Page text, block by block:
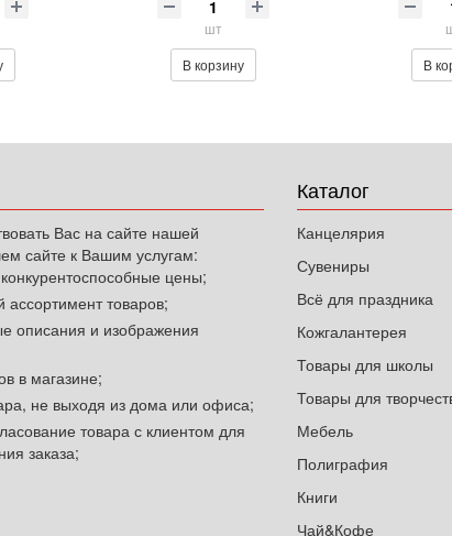
шт
В корзину
В
Вас на сайте нашей
сайте к Вашим услугам:
цены;
товаров;
описания и изображения
в магазине;
не выходя из дома или офиса;
товара с клиентом для
заказа;
Каталог
Канцелярия
Сувениры
Всё для праздника
Кожгалантерея
Товары для школы
Товары для
Мебель
Полиграфия
Книги
Чай&Кофе